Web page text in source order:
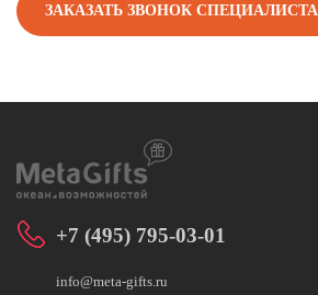
ЗАКАЗАТЬ ЗВОНОК СПЕЦИАЛИСТА
+7 (495) 795-03-01
info@meta-gifts.ru